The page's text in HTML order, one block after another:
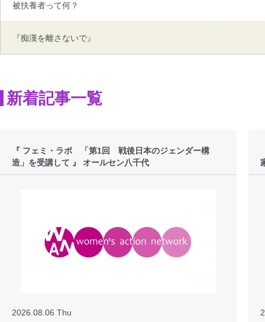
被扶養者って何？
『痴漢を離さないで』
新着記事一覧
『 フェミ・ラボ 「第1回 戦後日本のジェンダー構
造」を受講して 』 オールセン八千代
2026.08.06 Thu